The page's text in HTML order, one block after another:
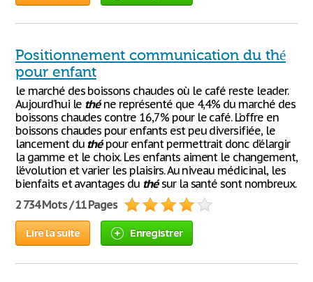
Positionnement communication du thé
pour enfant
le marché des boissons chaudes où le café reste leader.
Aujourd’hui le théne représenté que 4,4% du marché des
boissons chaudes contre 16,7% pour le café. L’offre en
boissons chaudes pour enfants est peu diversifiée, le
lancement du thépour enfant permettrait donc d’élargir
la gamme et le choix. Les enfants aiment le changement,
l’évolution et varier les plaisirs. Au niveau médicinal, les
bienfaits et avantages du thésur la santé sont nombreux.
2 734 Mots / 11 Pages
Lire la suite Enregistrer